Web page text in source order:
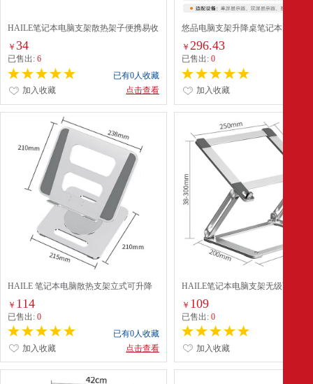
HAILE笔记本电脑支架散热架子便携易收
纳五档调节AC-4H白
￥ 34
已售出: 6
已有0人收藏
点击查看
加入收藏
悠品电脑支架升降桌笔记本升降工
示器增高升降台站立式办公书桌可
动无级升降黑色双层80cm
￥296.43
已售出:0
加入收藏
HAILE 笔记本电脑散热支架立式可升降
￥ 114
已售出: 0
已有0人收藏
点击查看
加入收藏
HAILE笔记本电脑支架无级可升降
Macbook联想拯救者小新 AC-9L
￥ 109
已售出:0
加入收藏